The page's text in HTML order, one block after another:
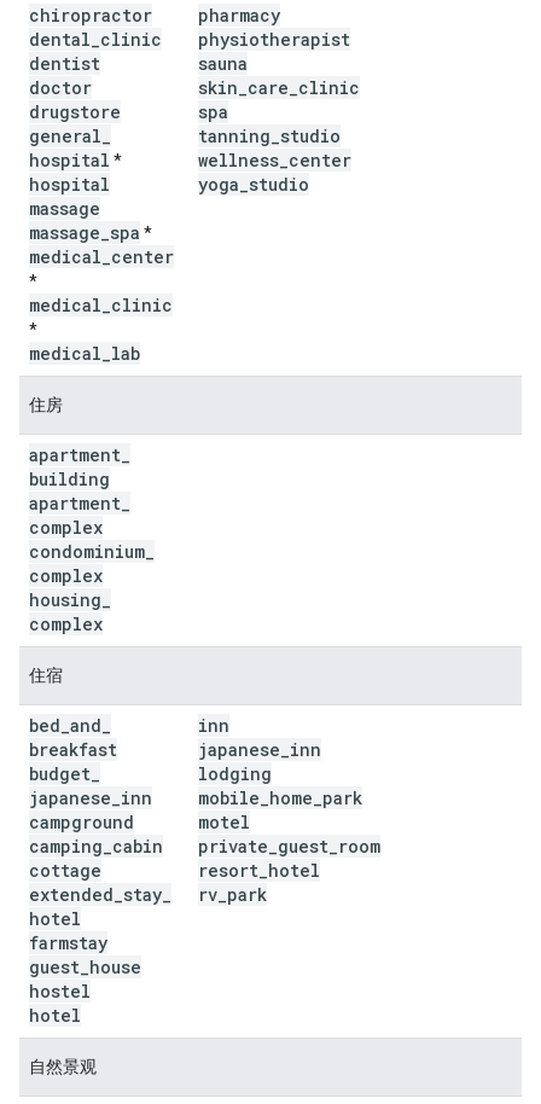
chiropractor
dental clinic
dentist
doctor
drugstore
general
hospital *
hospital
massage
massage spa *
medical center
*
medical clinic
*
medical lab
pharmacy
physiotherapist
sauna
skin care clinic
spa
tanning studio
wellness center
yoga studio
住房
apartment
building
apartment
complex
condominium
complex
housing
complex
住宿
bed and
breakfast
budget
japanese inn
campground
camping cabin
cottage
extended stay
hotel
farmstay
guest house
hostel
hotel
inn
japanese inn
lodging
mobile home park
motel
private guest room
resort hotel
rv park
自然景观